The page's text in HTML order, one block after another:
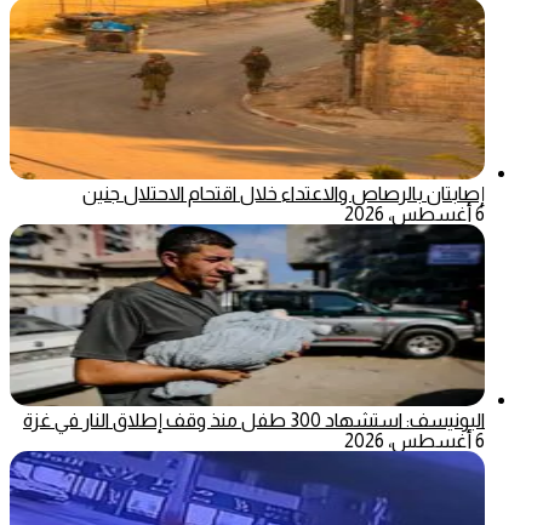
إصابتان بالرصاص والاعتداء خلال اقتحام الاحتلال جنين
6 أغسطس، 2026
اليونيسف: استشهاد 300 طفل منذ وقف إطلاق النار في غزة
6 أغسطس، 2026